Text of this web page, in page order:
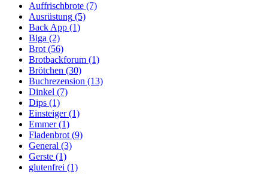
Auffrischbrote (7)
Ausrüstung (5)
Back App (1)
Biga (2)
Brot (56)
Brotbackforum (1)
Brötchen (30)
Buchrezension (13)
Dinkel (7)
Dips (1)
Einsteiger(1)
Emmer(1)
Fladenbrot (9)
General (3)
Gerste (1)
glutenfrei (1)